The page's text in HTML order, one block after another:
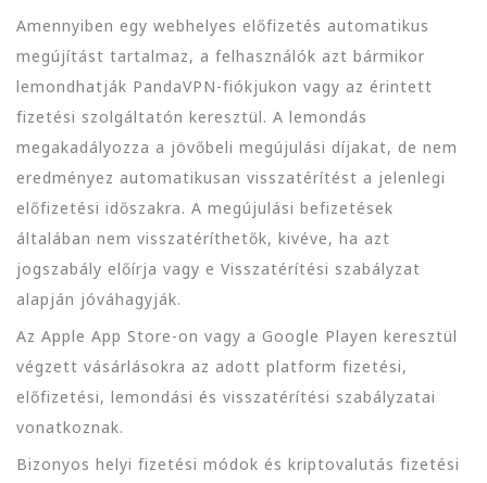
Amennyiben egy webhelyes előfizetés automatikus
megújítást tartalmaz, a felhasználók azt bármikor
lemondhatják PandaVPN-fiókjukon vagy az érintett
fizetési szolgáltatón keresztül. A lemondás
megakadályozza a jövőbeli megújulási díjakat, de nem
eredményez automatikusan visszatérítést a jelenlegi
előfizetési időszakra. A megújulási befizetések
általában nem visszatéríthetők, kivéve, ha azt
jogszabály előírja vagy e Visszatérítési szabályzat
alapján jóváhagyják.
Az Apple App Store-on vagy a Google Playen keresztül
végzett vásárlásokra az adott platform fizetési,
előfizetési, lemondási és visszatérítési szabályzatai
vonatkoznak.
Bizonyos helyi fizetési módok és kriptovalutás fizetési